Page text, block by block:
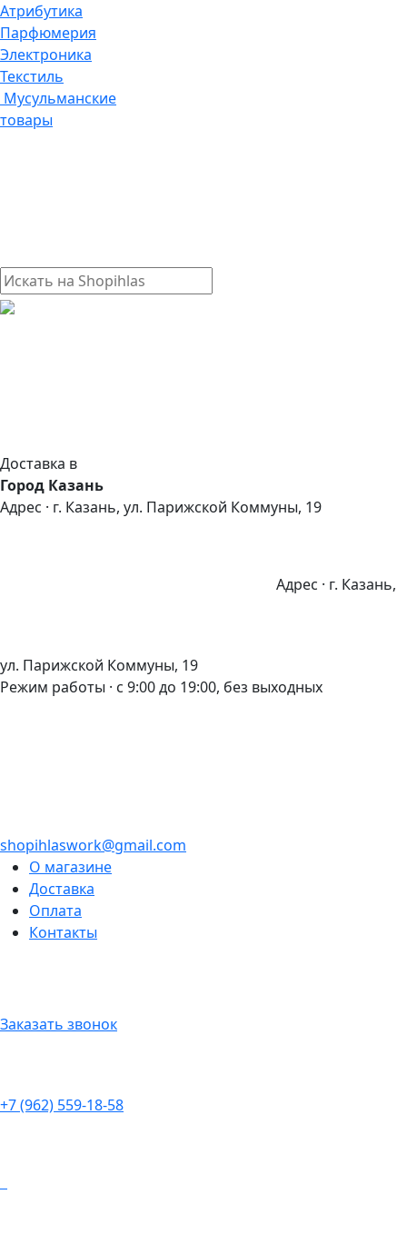
Атрибутика
Парфюмерия
Электроника
Текстиль
Мусульманские
товары
Доставка в
Город Казань
Адрес · г. Казань, ул. Парижской Коммуны, 19
Адрес · г. Казань,
ул. Парижской Коммуны, 19
Режим работы · с 9:00 до 19:00, без выходных
shopihlaswork@gmail.com
О магазине
Доставка
Оплата
Контакты
Заказать звонок
+7 (962) 559-18-58